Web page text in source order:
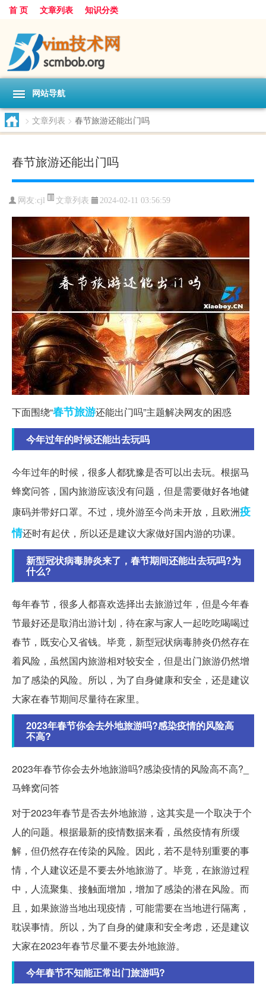
首 页 文章列表 知识分类
网站导航
> 文章列表 > 春节旅游还能出门吗
春节旅游还能出门吗
网友:cjl 文章列表 2024-02-11 03:56:59
下面围绕“春节旅游还能出门吗”主题解决网友的困惑
今年过年的时候还能出去玩吗
今年过年的时候，很多人都犹豫是否可以出去玩。根据马
蜂窝问答，国内旅游应该没有问题，但是需要做好各地健
康码并带好口罩。不过，境外游至今尚未开放，且欧洲疫
情还时有起伏，所以还是建议大家做好国内游的功课。
新型冠状病毒肺炎来了，春节期间还能出去玩吗?为
什么?
每年春节，很多人都喜欢选择出去旅游过年，但是今年春
节最好还是取消出游计划，待在家与家人一起吃吃喝喝过
春节，既安心又省钱。毕竟，新型冠状病毒肺炎仍然存在
着风险，虽然国内旅游相对较安全，但是出门旅游仍然增
加了感染的风险。所以，为了自身健康和安全，还是建议
大家在春节期间尽量待在家里。
2023年春节你会去外地旅游吗?感染疫情的风险高
不高?
2023年春节你会去外地旅游吗?感染疫情的风险高不高?_
马蜂窝问答
对于2023年春节是否去外地旅游，这其实是一个取决于个
人的问题。根据最新的疫情数据来看，虽然疫情有所缓
解，但仍然存在传染的风险。因此，若不是特别重要的事
情，个人建议还是不要去外地旅游了。毕竟，在旅游过程
中，人流聚集、接触面增加，增加了感染的潜在风险。而
且，如果旅游当地出现疫情，可能需要在当地进行隔离，
耽误事情。所以，为了自身的健康和安全考虑，还是建议
大家在2023年春节尽量不要去外地旅游。
今年春节不知能正常出门旅游吗?